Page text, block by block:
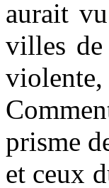
aurait
villes de
violente,
prisme
et ceux